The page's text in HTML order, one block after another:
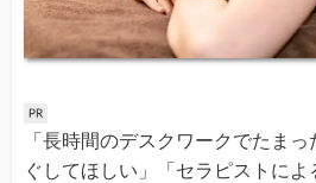
「長時間のデスクワークでたま
ぐしてほしい」「セラピストに